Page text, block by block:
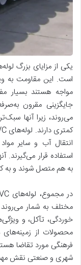
است. این مقاومت به
جایگزینی مقرون
می‌روند، زیرا آنها
انتقال آب و سایر
استفاده قرار می‌گیرند.
به هم متصل شوند و به
مختلف به شمار
خوردگی، تآکل، و
محصولات از
فرهنگی مورد تقاضا
شهری و صنعتی نقش